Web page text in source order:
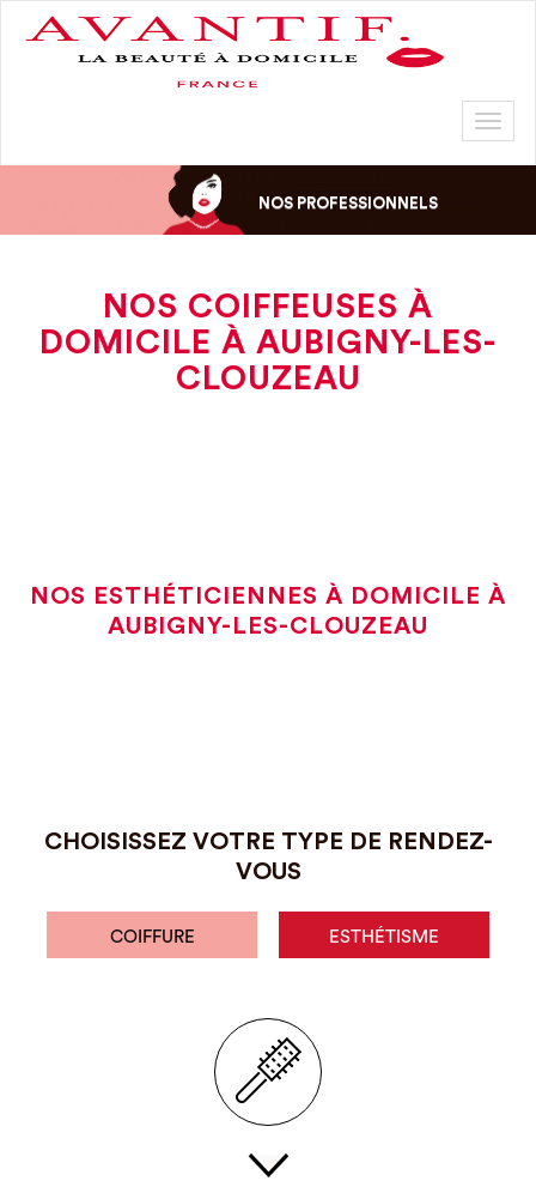
NOS PROFESSIONNELS
NOS COIFFEUSES À
DOMICILE À AUBIGNY-LES-
CLOUZEAU
NOS ESTHÉTICIENNES À DOMICILE À
AUBIGNY-LES-CLOUZEAU
CHOISISSEZ VOTRE TYPE DE RENDEZ-
VOUS
COIFFURE ESTHÉTISME